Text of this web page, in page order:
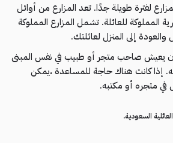
لفترة طويلة جدًا. تعد المزارع من أوائل
المملوكة للعائلة. تشمل المزارع المملوكة
إلى المنزل لعائلتك.
يعيش صاحب متجر أو طبيب في نفس المبنى
إذا كانت هناك حاجة للمساعدة ،يمكن
في متجره أو مكتبه.
السعودية.